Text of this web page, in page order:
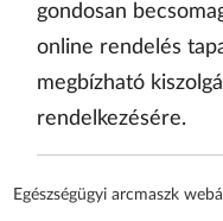
gondosan
online rendelés
megbízható
rendelkezésére.
Egészségügyi arcmaszk